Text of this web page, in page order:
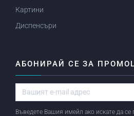
Картини
Диспенсъри
АБОНИРАЙ СЕ ЗА
Въведете Вашия имейл ако искате да се